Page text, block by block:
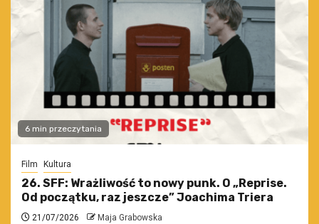
6 min przeczytania
Film Kultura
26. SFF: Wrażliwość to nowy punk. O „Reprise.
Od początku, raz jeszcze” Joachima Triera
21/07/2026 Maja Grabowska